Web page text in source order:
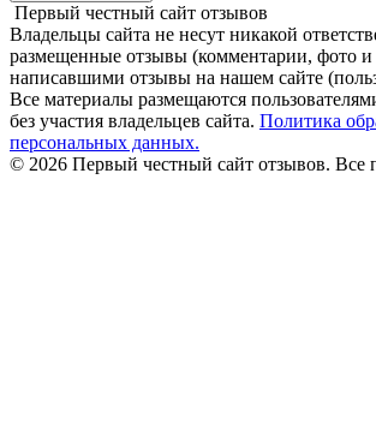
Первый честный сайт отзывов
Владельцы сайта не несут никакой
размещенные отзывы (комментарии, фото и
написавшими отзывы на нашем сайте
Все материалы размещаются
без участия владельцев сайта. Политика
персональных данных.
© 2026 Первый честный сайт отзывов. Все